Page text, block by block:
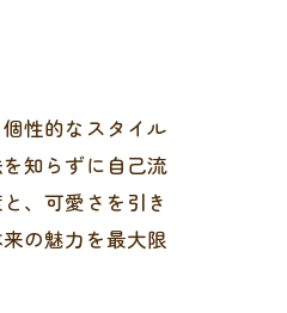
性的なスタイル
知らずに自己流
、可愛さを引き
の魅力を最大限